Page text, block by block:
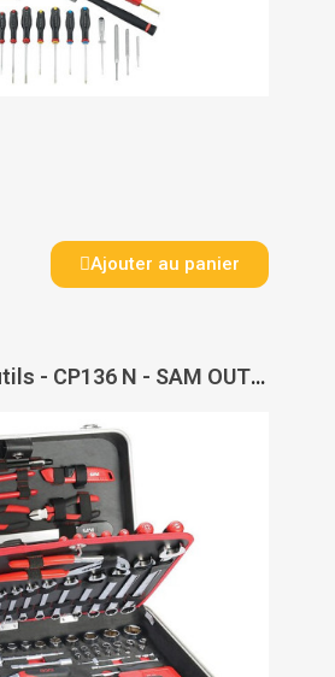
Ajouter au panier
Trolley 136 outils - CP136 N - SAM OUTILLAGE